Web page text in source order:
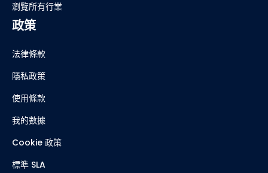
瀏覽所有行業
政策
法律條款
隱私政策
使用條款
我的數據
Cookie 政策
標準 SLA